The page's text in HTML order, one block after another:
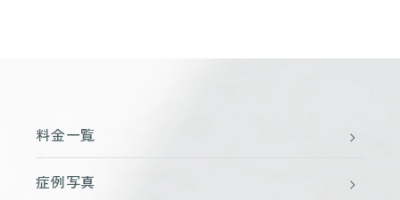
料金一覧
症例写真